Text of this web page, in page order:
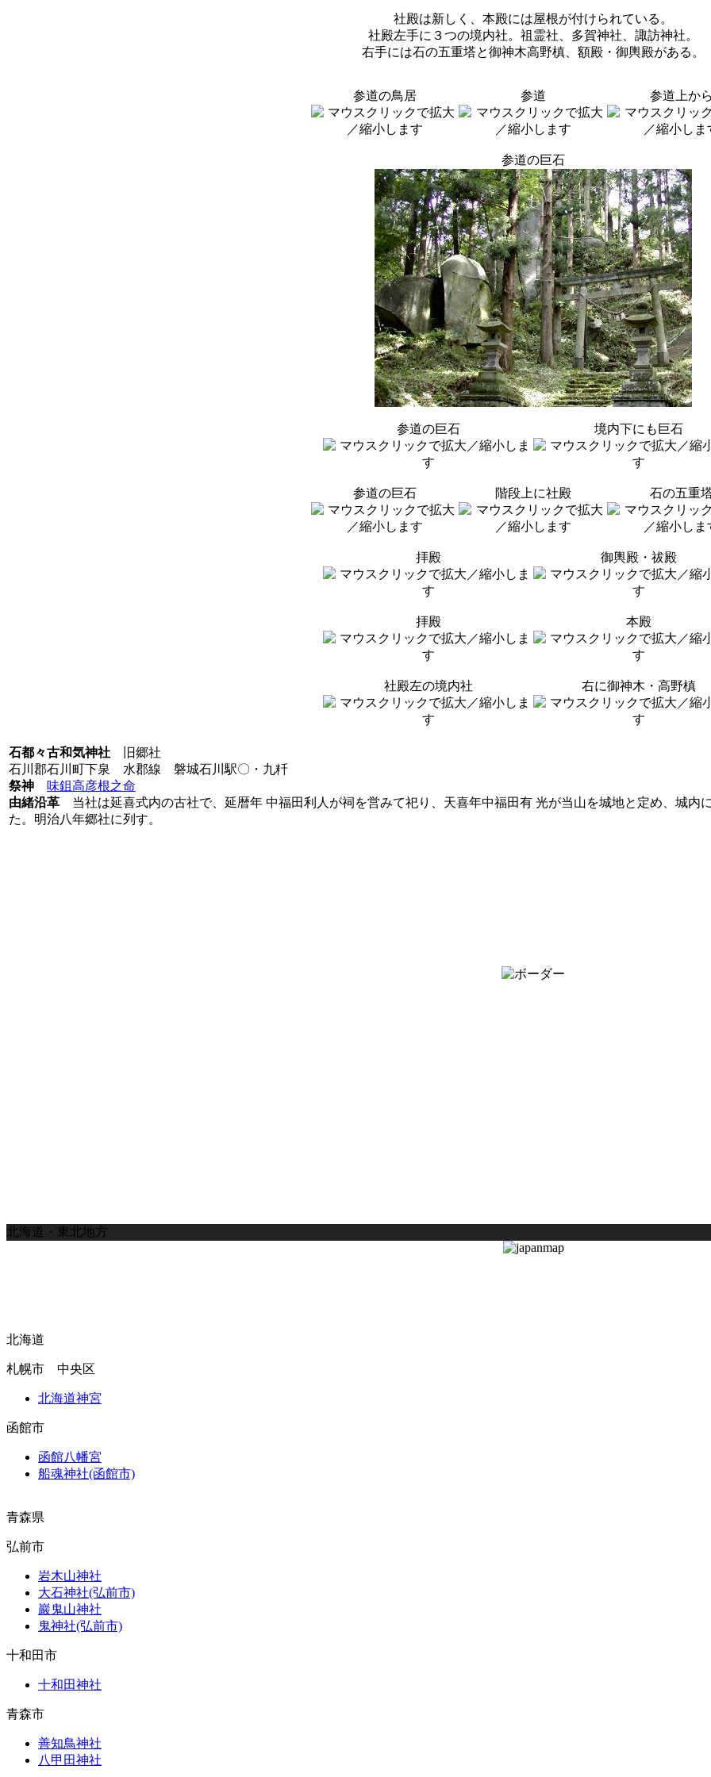
社殿は新しく、本殿には屋根が付けられている。
社殿左手に３つの境内社。祖霊社、多賀神社、諏訪神社。
右手には石の五重塔と御神木高野槙、額殿・御輿殿がある。
参道の鳥居 参道 参道上か
参道の巨石
参道の巨石 境内下にも巨石
参道の巨石 階段上に社殿 石の五重
拝殿 御輿殿・祓殿
拝殿 本殿
社殿左の境内社 右に御神木・高野槙
石都々古和気神社 旧郷社
石川郡石川町下泉 水郡線 磐城石川駅〇・九粁
祭神
味鉏高彦根之命
由緒沿革 当社は延喜式内の古社で、延暦年 中福田利人が祠を営みて祀り、天喜年中福田有 光が当山を城地と定め、城内
た。明治八年郷社に列す。
北海道・東北地方
北海道
札幌市 中央区
北海道神宮
函館市
函館八幡宮
船魂神社(函館市)
青森県
弘前市
岩木山神社
大石神社(弘前市)
巖鬼山神社
鬼神社(弘前市)
十和田市
十和田神社
青森市
善知鳥神社
八甲田神社